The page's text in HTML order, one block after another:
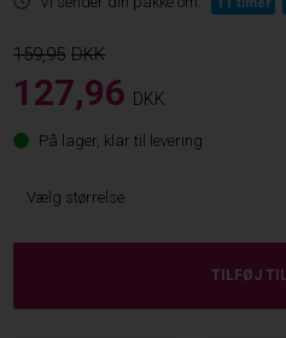
159,95
127,96 DKK
På lager, klar til levering